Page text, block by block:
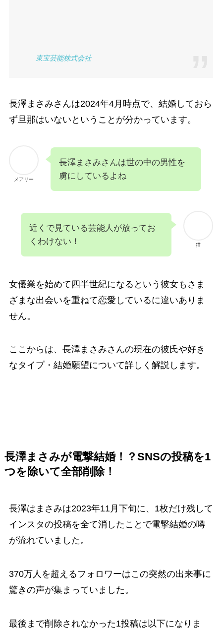
東宝芸能株式会社
長澤まさみさんは2024年4月時点で、結婚しておら
ず旦那はいないということが分かっています。
メアリー
長澤まさみさんは世の中の男性を
虜にしているよね
猫
近くで見ている芸能人が放ってお
くわけない！
女優業を始めて四半世紀になるという彼女もさま
ざまな出会いを重ねて恋愛しているに違いありま
せん。
ここからは、長澤まさみさんの現在の彼氏や好き
なタイプ・結婚願望について詳しく解説します。
長澤まさみが電撃結婚！？SNSの投稿を1
つを除いて全部削除！
長澤はまさみは2023年11月下旬に、1枚だけ残して
インスタの投稿を全て消したことで電撃結婚の噂
が流れていました。
370万人を超えるフォロワーはこの突然の出来事に
驚きの声が集まっていました。
最後まで削除されなかった1投稿は以下になりま